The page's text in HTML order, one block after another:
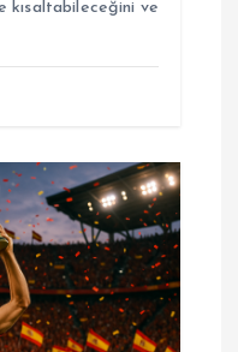
kısaltabileceğini ve